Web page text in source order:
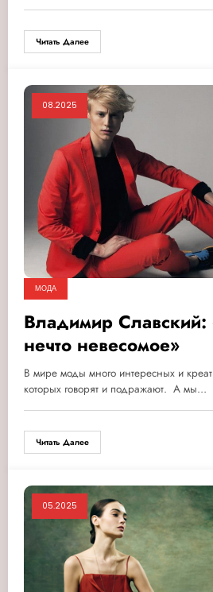
Читать Далее
08.2025
МОДА
Владимир
нечто невесомое»
В мире моды много интересных и
которых говорят и подражают. А мы…
Читать Далее
05.2025